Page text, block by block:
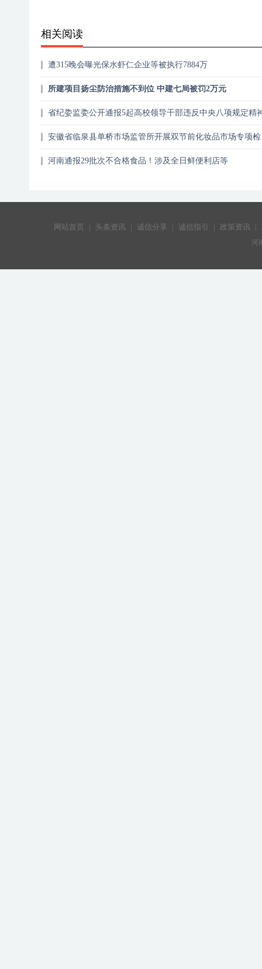
相关阅读
遭315晚会曝光保水虾仁企业等被执行7884万
所建项目扬尘防治措施不到位 中建七局被罚2万元
省纪委监委公开通报5起高校领导干部违反中央八项规定精
安徽省临泉县单桥市场监管所开展双节前化妆品市场专项检
河南通报29批次不合格食品！涉及全日鲜便利店等
网站首页 | 头条资讯 | 诚信分享 | 诚信指引 | 政策资讯 |
河